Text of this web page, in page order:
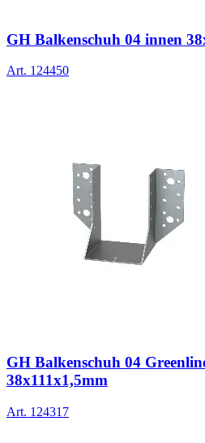
GH Balkenschuh 04 innen
Art. 124450
GH Balkenschuh 04
38x111x1,5mm
Art. 124317